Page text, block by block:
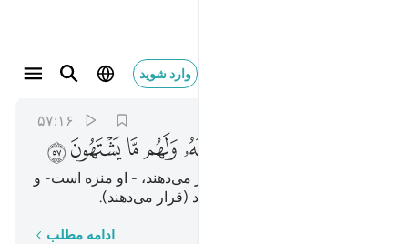
وارد شوید
ويجعلون لله البنات سبحانه ولهم ما يشتهون ٥٧
۵۷:۱۶
ﱚﱛﱜﱝﱞ
و (آن‌ها) برای الله دختران قرار می‌دهند، - او منزه است- و
برای خودشان آنچه را میل دارند (قرار می‌دهند).
ادامه مطلب